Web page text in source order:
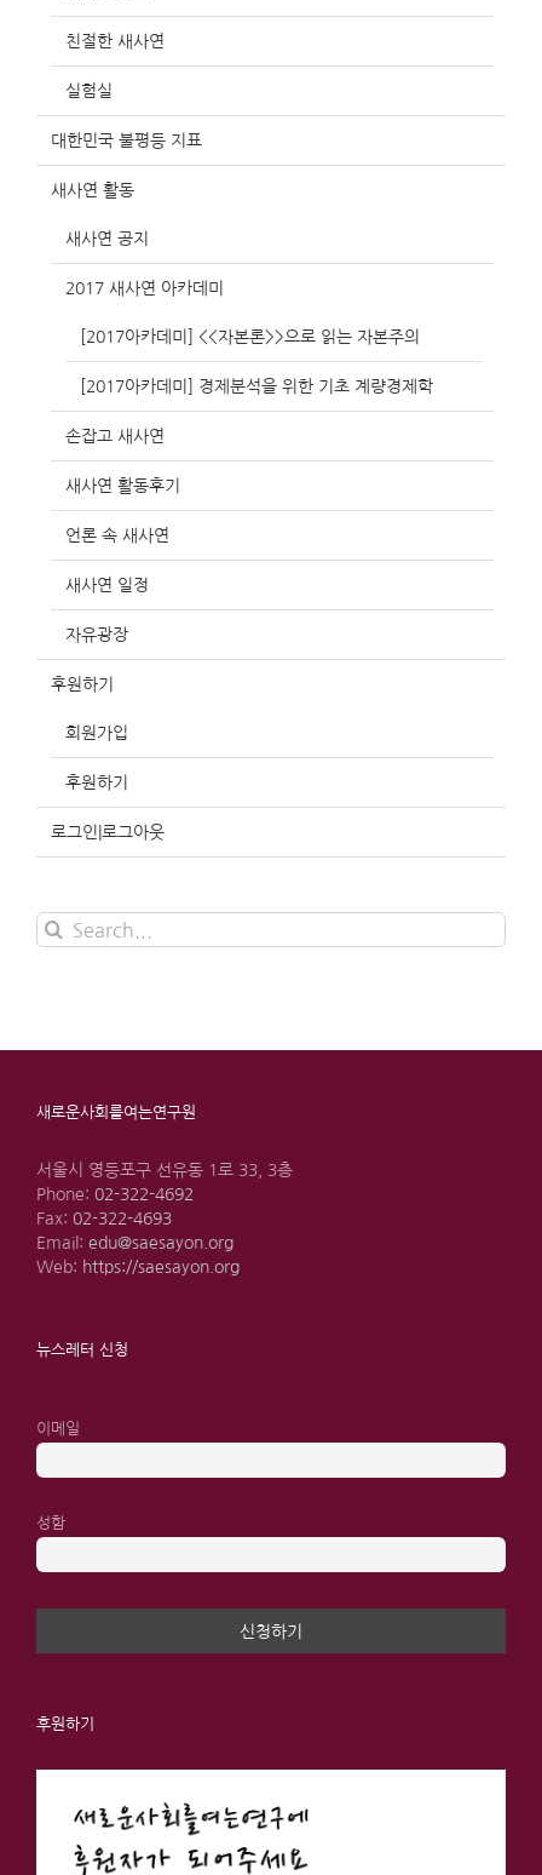
친절한 새사연
실험실
대한민국 불평등 지표
새사연 활동
새사연 공지
2017 새사연 아카데미
[2017아카데미] <<자본론>>으로 읽는 자본주의
[2017아카데미] 경제분석을 위한 기초 계량경제학
손잡고 새사연
새사연 활동후기
언론 속 새사연
새사연 일정
자유광장
후원하기
회원가입
후원하기
로그인|로그아웃
Search
for:
새로운사회를여는연구원
서울시 영등포구 선유동 1로 33, 3층
Phone: 02-322-4692
Fax: 02-322-4693
Email: edu@saesayon.org
Web: https://saesayon.org
뉴스레터 신청
이메일
성함
후원하기